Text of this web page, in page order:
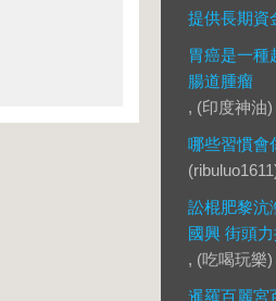
提供長期資
胃癌是一種
腸道腫瘤
, (印度神油)
哪些習慣會
訟棍肥黎沆
國興 街頭力
, (吃喝玩樂)
暹羅百麗宮